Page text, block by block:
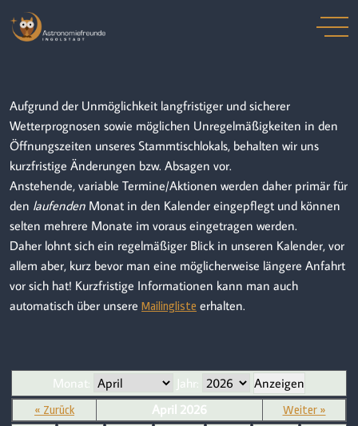
Aufgrund der Unmöglichkeit langfristiger und sicherer
Wetterprognosen sowie möglichen Unregelmäßigkeiten in den
Öffnungszeiten unseres Stammtischlokals, behalten wir uns
kurzfristige Änderungen bzw. Absagen vor.
Anstehende, variable Termine/Aktionen werden daher primär für
den laufenden Monat in den Kalender eingepflegt und können
selten mehrere Monate im voraus eingetragen werden.
Daher lohnt sich ein regelmäßiger Blick in unseren Kalender, vor
allem aber, kurz bevor man eine möglicherweise längere Anfahrt
vor sich hat! Kurzfristige Informationen kann man auch
automatisch über unsere Mailingliste erhalten.
Monat: Jahr:
« Zurück April 2026 Weiter »